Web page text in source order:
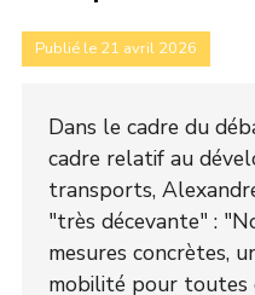
Publié le 21 avril 2026
Dans le cadre du
cadre relatif au
transports,
"très décevante" :
mesures concrètes,
mobilité pour toutes